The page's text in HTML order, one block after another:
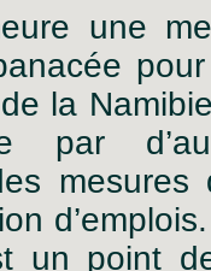
une
la
par
un point